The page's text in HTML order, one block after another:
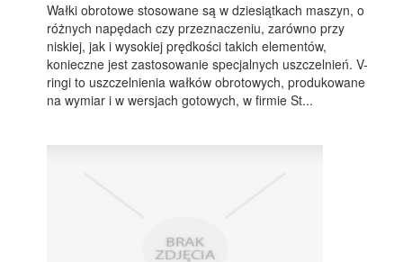
Wałki obrotowe stosowane są w dziesiątkach maszyn, o
różnych napędach czy przeznaczeniu, zarówno przy
niskiej, jak i wysokiej prędkości takich elementów,
konieczne jest zastosowanie specjalnych uszczelnień. V-
ringi to uszczelnienia wałków obrotowych, produkowane
na wymiar i w wersjach gotowych, w firmie St...